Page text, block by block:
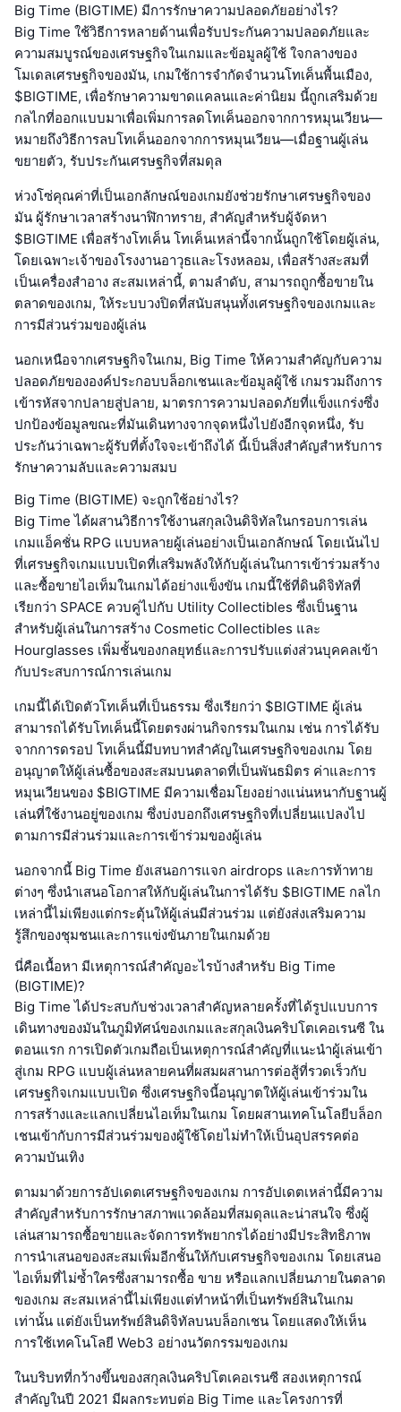
Big Time (BIGTIME) มีการรักษาความปลอดภัยอย่างไร?
Big Time ใช้วิธีการหลายด้านเพื่อรับประกันความปลอดภัยและ
ความสมบูรณ์ของเศรษฐกิจในเกมและข้อมูลผู้ใช้ ใจกลางของ
โมเดลเศรษฐกิจของมัน, เกมใช้การจำกัดจำนวนโทเค็นพื้นเมือง,
$BIGTIME, เพื่อรักษาความขาดแคลนและค่านิยม นี้ถูกเสริมด้วย
กลไกที่ออกแบบมาเพื่อเพิ่มการลดโทเค็นออกจากการหมุนเวียน—
หมายถึงวิธีการลบโทเค็นออกจากการหมุนเวียน—เมื่อฐานผู้เล่น
ขยายตัว, รับประกันเศรษฐกิจที่สมดุล
ห่วงโซ่คุณค่าที่เป็นเอกลักษณ์ของเกมยังช่วยรักษาเศรษฐกิจของ
มัน ผู้รักษาเวลาสร้างนาฬิกาทราย, สำคัญสำหรับผู้จัดหา
$BIGTIME เพื่อสร้างโทเค็น โทเค็นเหล่านี้จากนั้นถูกใช้โดยผู้เล่น,
โดยเฉพาะเจ้าของโรงงานอาวุธและโรงหลอม, เพื่อสร้างสะสมที่
เป็นเครื่องสำอาง สะสมเหล่านี้, ตามลำดับ, สามารถถูกซื้อขายใน
ตลาดของเกม, ให้ระบบวงปิดที่สนับสนุนทั้งเศรษฐกิจของเกมและ
การมีส่วนร่วมของผู้เล่น
นอกเหนือจากเศรษฐกิจในเกม, Big Time ให้ความสำคัญกับความ
ปลอดภัยขององค์ประกอบบล็อกเชนและข้อมูลผู้ใช้ เกมรวมถึงการ
เข้ารหัสจากปลายสู่ปลาย, มาตรการความปลอดภัยที่แข็งแกร่งซึ่ง
ปกป้องข้อมูลขณะที่มันเดินทางจากจุดหนึ่งไปยังอีกจุดหนึ่ง, รับ
ประกันว่าเฉพาะผู้รับที่ตั้งใจจะเข้าถึงได้ นี้เป็นสิ่งสำคัญสำหรับการ
รักษาความลับและความสมบ
Big Time (BIGTIME) จะถูกใช้อย่างไร?
Big Time ได้ผสานวิธีการใช้งานสกุลเงินดิจิทัลในกรอบการเล่น
เกมแอ็คชั่น RPG แบบหลายผู้เล่นอย่างเป็นเอกลักษณ์ โดยเน้นไป
ที่เศรษฐกิจเกมแบบเปิดที่เสริมพลังให้กับผู้เล่นในการเข้าร่วมสร้าง
และซื้อขายไอเท็มในเกมได้อย่างแข็งขัน เกมนี้ใช้ที่ดินดิจิทัลที่
เรียกว่า SPACE ควบคู่ไปกับ Utility Collectibles ซึ่งเป็นฐาน
สำหรับผู้เล่นในการสร้าง Cosmetic Collectibles และ
Hourglasses เพิ่มชั้นของกลยุทธ์และการปรับแต่งส่วนบุคคลเข้า
กับประสบการณ์การเล่นเกม
เกมนี้ได้เปิดตัวโทเค็นที่เป็นธรรม ซึ่งเรียกว่า $BIGTIME ผู้เล่น
สามารถได้รับโทเค็นนี้โดยตรงผ่านกิจกรรมในเกม เช่น การได้รับ
จากการดรอป โทเค็นนี้มีบทบาทสำคัญในเศรษฐกิจของเกม โดย
อนุญาตให้ผู้เล่นซื้อของสะสมบนตลาดที่เป็นพันธมิตร ค่าและการ
หมุนเวียนของ $BIGTIME มีความเชื่อมโยงอย่างแน่นหนากับฐานผู้
เล่นที่ใช้งานอยู่ของเกม ซึ่งบ่งบอกถึงเศรษฐกิจที่เปลี่ยนแปลงไป
ตามการมีส่วนร่วมและการเข้าร่วมของผู้เล่น
นอกจากนี้ Big Time ยังเสนอการแจก airdrops และการท้าทาย
ต่างๆ ซึ่งนำเสนอโอกาสให้กับผู้เล่นในการได้รับ $BIGTIME กลไก
เหล่านี้ไม่เพียงแต่กระตุ้นให้ผู้เล่นมีส่วนร่วม แต่ยังส่งเสริมความ
รู้สึกของชุมชนและการแข่งขันภายในเกมด้วย
นี่คือเนื้อหา มีเหตุการณ์สำคัญอะไรบ้างสำหรับ Big Time
(BIGTIME)?
Big Time ได้ประสบกับช่วงเวลาสำคัญหลายครั้งที่ได้รูปแบบการ
เดินทางของมันในภูมิทัศน์ของเกมและสกุลเงินคริปโตเคอเรนซี ใน
ตอนแรก การเปิดตัวเกมถือเป็นเหตุการณ์สำคัญที่แนะนำผู้เล่นเข้า
สู่เกม RPG แบบผู้เล่นหลายคนที่ผสมผสานการต่อสู้ที่รวดเร็วกับ
เศรษฐกิจเกมแบบเปิด ซึ่งเศรษฐกิจนี้อนุญาตให้ผู้เล่นเข้าร่วมใน
การสร้างและแลกเปลี่ยนไอเท็มในเกม โดยผสานเทคโนโลยีบล็อก
เชนเข้ากับการมีส่วนร่วมของผู้ใช้โดยไม่ทำให้เป็นอุปสรรคต่อ
ความบันเทิง
ตามมาด้วยการอัปเดตเศรษฐกิจของเกม การอัปเดตเหล่านี้มีความ
สำคัญสำหรับการรักษาสภาพแวดล้อมที่สมดุลและน่าสนใจ ซึ่งผู้
เล่นสามารถซื้อขายและจัดการทรัพยากรได้อย่างมีประสิทธิภาพ
การนำเสนอของสะสมเพิ่มอีกชั้นให้กับเศรษฐกิจของเกม โดยเสนอ
ไอเท็มที่ไม่ซ้ำใครซึ่งสามารถซื้อ ขาย หรือแลกเปลี่ยนภายในตลาด
ของเกม สะสมเหล่านี้ไม่เพียงแต่ทำหน้าที่เป็นทรัพย์สินในเกม
เท่านั้น แต่ยังเป็นทรัพย์สินดิจิทัลบนบล็อกเชน โดยแสดงให้เห็น
การใช้เทคโนโลยี Web3 อย่างนวัตกรรมของเกม
ในบริบทที่กว้างขึ้นของสกุลเงินคริปโตเคอเรนซี สองเหตุการณ์
สำคัญในปี 2021 มีผลกระทบต่อ Big Time และโครงการที่